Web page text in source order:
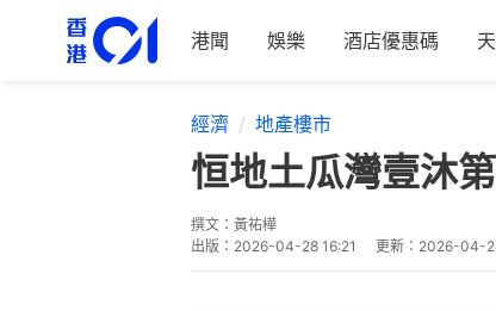
港聞 娛樂 酒店優惠碼
經濟 地產樓市
恒地土瓜灣壹沐
撰文： 黃祐樺
出版： 2026-04-28 16:21 更新： 2026-04-